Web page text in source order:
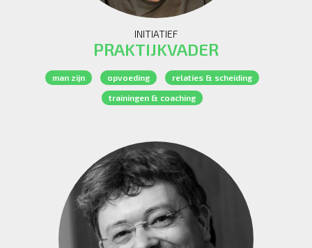
INITIATIEF
PRAKTIJKVADER
man zijn opvoeding relaties & scheiding
trainingen & coaching